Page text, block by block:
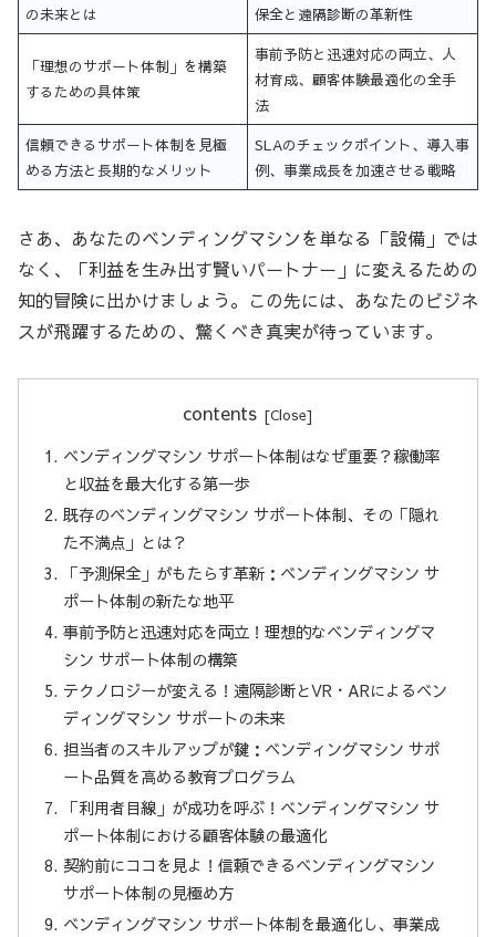
の未来とは
保全と遠隔診断の革新性
「理想のサポート体制」を構築
するための具体策
事前予防と迅速対応の両立、人
材育成、顧客体験最適化の全手
法
信頼できるサポート体制を見極
める方法と長期的なメリット
SLAのチェックポイント、導入事
例、事業成長を加速させる戦略
さあ、あなたのベンディングマシンを単なる「設備」では
なく、「利益を生み出す賢いパートナー」に変えるための
知的冒険に出かけましょう。この先には、あなたのビジネ
スが飛躍するための、驚くべき真実が待っています。
contents
ベンディングマシン サポート体制はなぜ重要？稼働率
と収益を最大化する第一歩
既存のベンディングマシン サポート体制、その「隠れ
た不満点」とは？
「予測保全」がもたらす革新：ベンディングマシン サ
ポート体制の新たな地平
事前予防と迅速対応を両立！理想的なベンディングマ
シン サポート体制の構築
テクノロジーが変える！遠隔診断とVR・ARによるベン
ディングマシン サポートの未来
担当者のスキルアップが鍵：ベンディングマシン サポ
ート品質を高める教育プログラム
「利用者目線」が成功を呼ぶ！ベンディングマシン サ
ポート体制における顧客体験の最適化
契約前にココを見よ！信頼できるベンディングマシン
サポート体制の見極め方
ベンディングマシン サポート体制を最適化し、事業成